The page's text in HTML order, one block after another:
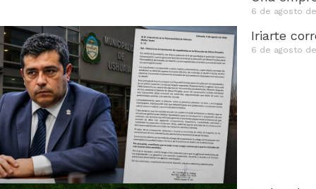
6 de agosto
Iriarte
6 de agosto